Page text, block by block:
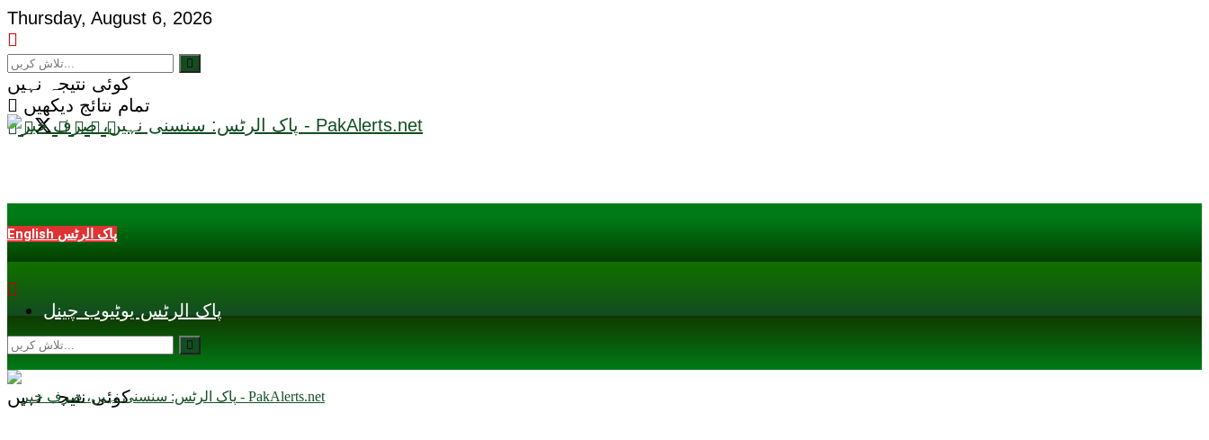
Thursday, August 6, 2026
کوئی نتیجہ نہیں
تمام نتائج دیکھیں
English پاک الرٹس
پاک الرٹس یوٹیوب چینل
کوئی نتیجہ نہیں